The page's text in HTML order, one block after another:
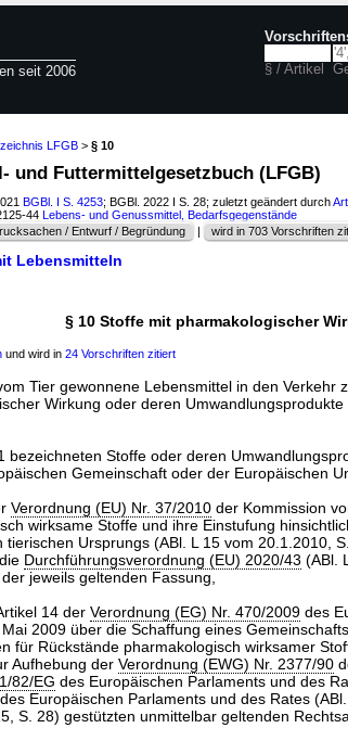
seit 2006 § / Artikel
LFGB > § 10
und Futtermittelgesetzbuch (LFGB)
BGBl. I S. 4253; BGBl. 2022 I S. 28; zuletzt geändert durch
44 Lebens- und Genussmittel, Bedarfsgegenstände
/ Entwurf / Begründung | wird in 703 Vorschriften
Lebensmitteln
§ 10 Stoffe mit pharmakologischer
und wird in 24 Vorschriften zitiert
Tier gewonnene Lebensmittel in den Verkehr
Wirkung oder deren Umwandlungsprodukte
bezeichneten Stoffe oder deren
Gemeinschaft oder der Europäischen
Verordnung (EU) Nr. 37/2010der Kommission
wirksame Stoffe und ihre Einstufung
tierischen Ursprungs (ABl. L 15 vom 20.1.2010,
Durchführungsverordnung (EU) 2020/43 (ABl.
jeweils geltenden Fassung,
14 der Verordnung (EG) Nr. 470/2009des
2009 über die Schaffung eines
für Rückstände pharmakologisch wirksamer
Aufhebung der Verordnung (EWG) Nr. 2377/90
82/EG des Europäischen Parlaments und des
Europäischen Parlaments und des Rates
S. 28) gestützten unmittelbar geltenden